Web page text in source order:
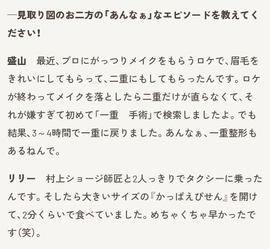
─見取り図のお二方の「あんなぁ」なエピソードを教えてく
ださい！
盛山 最近、プロにがっつりメイクをもらうロケで、眉毛を
きれいにしてもらって、二重にもしてもらったんです。ロケ
が終わってメイクを落としたら二重だけが直らなくて、そ
れが嫌すぎて初めて「一重 手術」で検索しましたよ。でも
結果、3～4時間で一重に戻りました。あんなぁ、一重整形も
あるねんで。
リリー
村上ショージ師匠と2人っきりでタクシーに乗った
んです。そしたら大きいサイズの『かっぱえびせん』を開け
て、2分くらいで食べていました。めちゃくちゃ早かったで
す（笑）。